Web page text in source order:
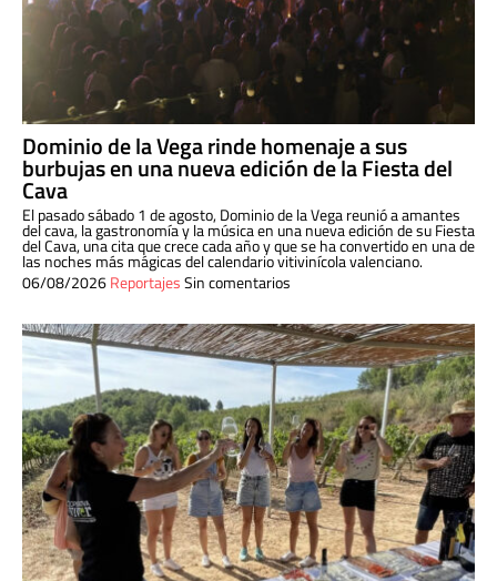
Dominio de la Vega rinde homenaje a sus
burbujas en una nueva edición de la Fiesta del
Cava
El pasado sábado 1 de agosto, Dominio de la Vega reunió a amantes
del cava, la gastronomía y la música en una nueva edición de su Fiesta
del Cava, una cita que crece cada año y que se ha convertido en una de
las noches más mágicas del calendario vitivinícola valenciano.
06/08/2026ReportajesSin comentarios